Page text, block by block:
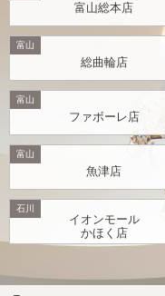
富山総本店
富山
総曲輪店
富山
ファボーレ店
富山
魚津店
石川
イオンモール
かほく店